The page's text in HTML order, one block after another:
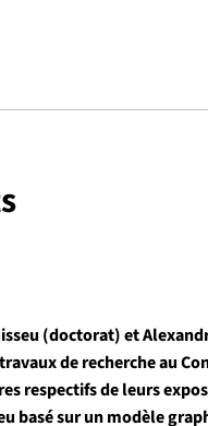
(doctorat) et
de recherche au
respectifs de leurs
basé sur un modèle